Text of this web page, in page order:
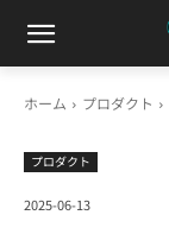
ホーム プロダクト
プロダクト
2025-06-13